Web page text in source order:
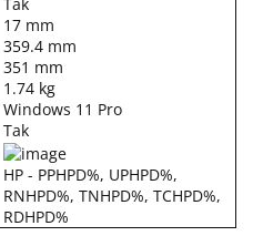
17 mm
359.4 mm
351 mm
1.74 kg
Windows 11 Pro
Tak
HP - PPHPD%, UPHPD%,
RNHPD%, TNHPD%, TCHPD%,
RDHPD%